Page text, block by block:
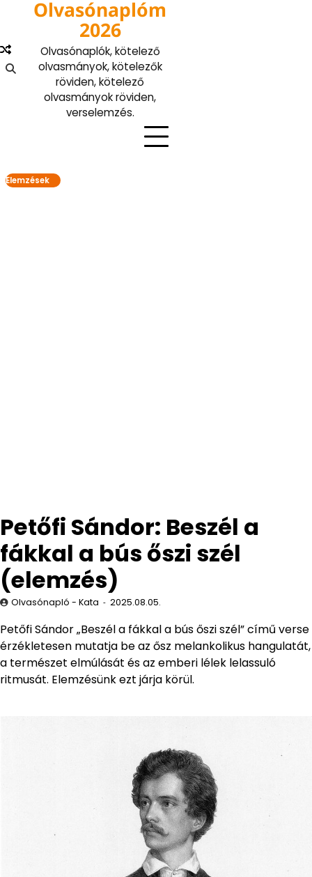
content
Olvasónaplóm
2026
Olvasónaplók, kötelező
olvasmányok, kötelezők
röviden, kötelező
olvasmányok röviden,
verselemzés.
Elemzések
Petőfi Sándor: Beszél a
fákkal a bús őszi szél
(elemzés)
Olvasónapló - Kata 2025.08.05.
Petőfi Sándor „Beszél a fákkal a bús őszi szél” című verse
érzékletesen mutatja be az ősz melankolikus hangulatát,
a természet elmúlását és az emberi lélek lelassuló
ritmusát. Elemzésünk ezt járja körül.